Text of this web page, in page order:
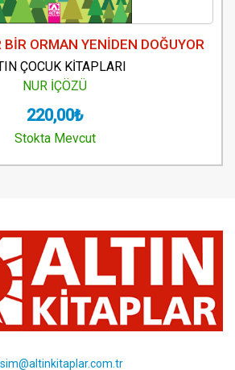
BİR ORMAN YENİDEN DOĞUYOR
ÇOCUK KİTAPLARI
NUR İÇÖZÜ
220,00₺
Stokta Mevcut